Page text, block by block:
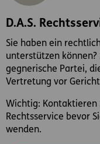
D.A.S.
Sie haben ein
unterstützen können?
gegnerische Partei,
Vertretung vor
Wichtig: Kontaktieren
Rechtsservice bevor
wenden.